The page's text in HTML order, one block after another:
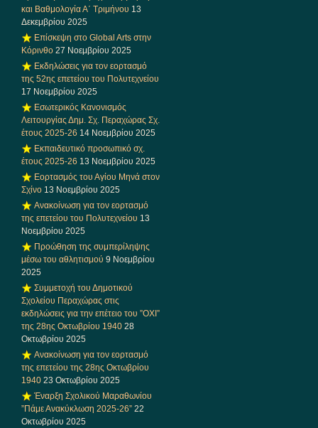
και Βαθμολογία Α΄ Τριμήνου 13
Δεκεμβρίου 2025
Επίσκεψη στο Global Arts στην
Κόρινθο 27 Νοεμβρίου 2025
Εκδηλώσεις για τον εορτασμό
της 52ης επετείου του Πολυτεχνείου
17 Νοεμβρίου 2025
Εσωτερικός Κανονισμός
Λειτουργίας Δημ. Σχ. Περαχώρας Σχ.
έτους 2025-26 14 Νοεμβρίου 2025
Εκπαιδευτικό προσωπικό σχ.
έτους 2025-26 13 Νοεμβρίου 2025
Εορτασμός του Αγίου Μηνά στον
Σχίνο 13 Νοεμβρίου 2025
Ανακοίνωση για τον εορτασμό
της επετείου του Πολυτεχνείου 13
Νοεμβρίου 2025
Προώθηση της συμπερίληψης
μέσω του αθλητισμού 9 Νοεμβρίου
2025
Συμμετοχή του Δημοτικού
Σχολείου Περαχώρας στις
εκδηλώσεις για την επέτειο του ”ΟΧΙ”
της 28ης Οκτωβρίου 1940 28
Οκτωβρίου 2025
Ανακοίνωση για τον εορτασμό
της επετείου της 28ης Οκτωβρίου
1940 23 Οκτωβρίου 2025
Έναρξη Σχολικού Μαραθωνίου
”Πάμε Ανακύκλωση 2025-26” 22
Οκτωβρίου 2025